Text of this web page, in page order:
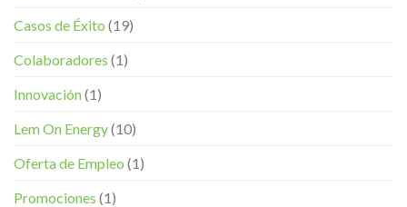
Casos de Éxito (19)
Colaboradores (1)
Innovación(1)
Lem On Energy(10)
Oferta de Empleo (1)
Promociones (1)